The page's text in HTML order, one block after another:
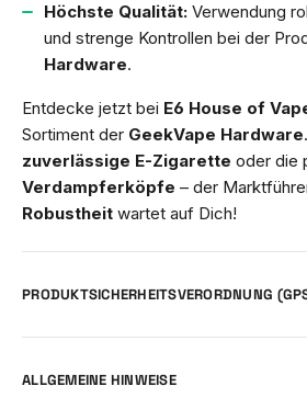
Höchste Qualität: Verwendung
und strenge Kontrollen bei der
Hardware.
Entdecke jetzt bei E6 House of
Sortiment der GeekVape Hardware
zuverlässige E-Zigarette oder die
Verdampferköpfe – der
Robustheit wartet auf Dich!
PRODUKTSICHERHEITSVERORDNUNG
ALLGEMEINE HINWEISE